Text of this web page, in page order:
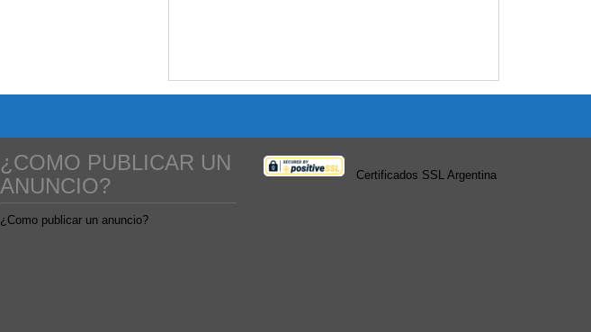
¿COMO PUBLICAR UN
ANUNCIO?
¿Como publicar un anuncio?
Certificados SSL Argentina